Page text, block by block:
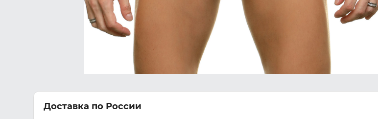
Доставка по России